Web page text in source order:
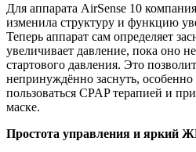
Для аппарата AirSense 10
изменила структуру и функцию
Теперь аппарат сам определяет
увеличивает давление, пока оно
стартового давления. Это
непринуждённо заснуть, особенно
пользоваться CPAP терапией и
маске.
Простота управления и яркий